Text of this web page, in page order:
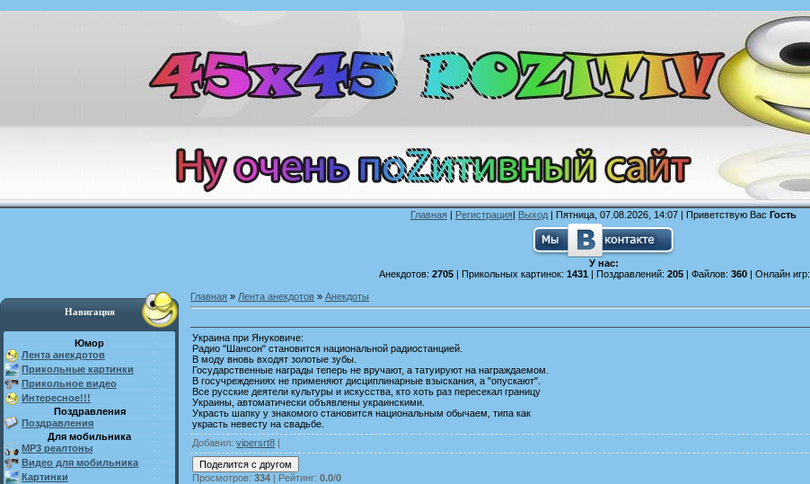
Главная | Регистрация| Выход | Пятница, 07.08.2026, 14:07 | Приветствую Вас Гость
У нас:
Анекдотов: 2705| Прикольных картинок: 1431| Поздравлений: 205| Файлов: 360| Онлайн игр:
Навигация
Юмор
Лента анекдотов
Прикольные картинки
Прикольное видео
Интересное!!!
Поздравления
Поздравления
Для мобильника
MP3 реалтоны
Видео для мобильника
Картинки
Главная » Лента анекдотов » Анекдоты
Украина при Януковиче:
Радио "Шансон" становится национальной радиостанцией.
В моду вновь входят золотые зубы.
Государственные награды теперь не вручают, а татуируют на награждаемом.
В госучреждениях не применяют дисциплинарные взыскания, а "опускают".
Все русские деятели культуры и искусства, кто хоть раз пересекал границу
Украины, автоматически объявлены украинскими.
Украсть шапку у знакомого становится национальным обычаем, типа как
украсть невесту на свадьбе.
Добавил: vipersrt8 |
Просмотров: 334 | Рейтинг: 0.0/0